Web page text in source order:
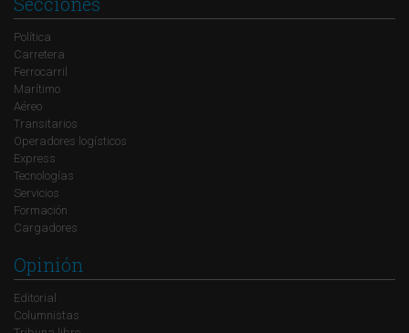
Política
Carretera
Ferrocarril
Marítimo
Aéreo
Transitarios
Operadores logísticos
Express
Tecnologías
Servicios
Formación
Cargadores
Opinión
Editorial
Columnistas